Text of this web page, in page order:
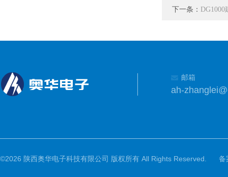
下一条：
邮箱
ah-
©2026 陕西奥华电子科技有限公司 版权所有 All Rights Reserved. 备